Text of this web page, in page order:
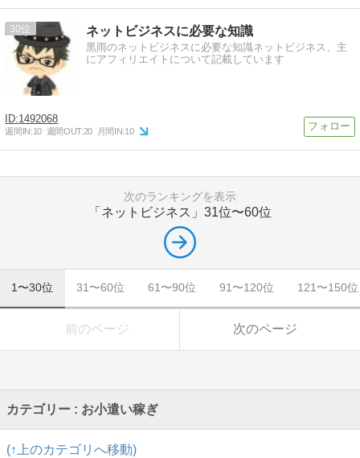
30 ネットビジネスに必要な知識
黒雨のネットビジネスに必要な知識ネットビジネス、主
にアフィリエイトについて記載しています
1492068
週間IN:10 週間OUT:20 月間IN:10
次のランキングを表示
「ネットビジネス」 31位〜60位
1〜30位 31〜60位 61〜90位 91〜120位 121〜150位
前のページ 次のページ
カテゴリー : お小遣い稼ぎ
(↑上のカテゴリへ移動)